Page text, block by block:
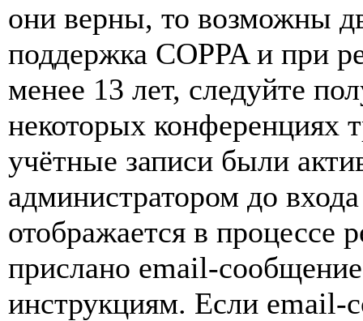
они верны, то возможны
поддержка COPPA и при
менее 13 лет, следуйте
некоторых конференциях
учётные записи были
администратором до
отображается в процессе
прислано email-
инструкциям. Если email-